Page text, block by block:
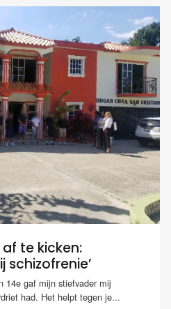
te kicken:
schizofrenie’
14e gaf mijn stiefvader mij
had. Het helpt tegen je...